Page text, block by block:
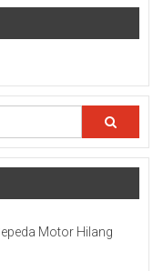
Motor Hilang